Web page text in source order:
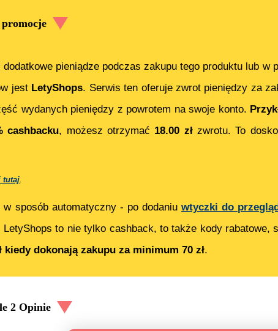
pieniądze podczas zakupu tego produktu lub
jest LetyShops. Serwis ten oferuje zwrot pieniędzy za
wydanych pieniędzy z powrotem na swoje konto.
cashbacku, możesz otrzymać 18.00 złzwrotu. To
tutaj
sposób automatyczny - po dodaniu wtyczki do
to nie tylko cashback, to także kody
dokonają zakupu za minimum 70 zł.
2 Opinie